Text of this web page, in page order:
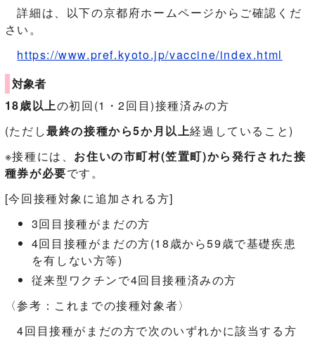
詳細は、以下の京都府ホームページからご確認くだ
さい。
https://www.pref.kyoto.jp/vaccine/index.html
対象者
18歳以上の初回(1・2回目)接種済みの方
(ただし最終の接種から5か月以上経過していること)
※接種には、 お住いの市町村(笠置町)から発行された接
種券が必要です。
[今回接種対象に追加される方]
3回目接種がまだの方
4回目接種がまだの方(18歳から59歳で基礎疾患
を有しない方等)
従来型ワクチンで4回目接種済みの方
〈参考：これまでの接種対象者〉
4回目接種がまだの方で次のいずれかに該当する方